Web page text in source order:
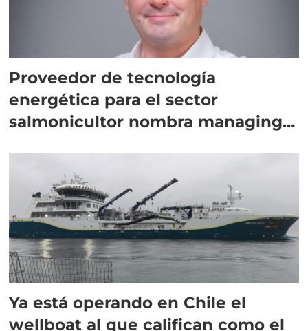
Proveedor de tecnología
energética para el sector
salmonicultor nombra managing
Ya está operando en Chile el
wellboat al que califican como el